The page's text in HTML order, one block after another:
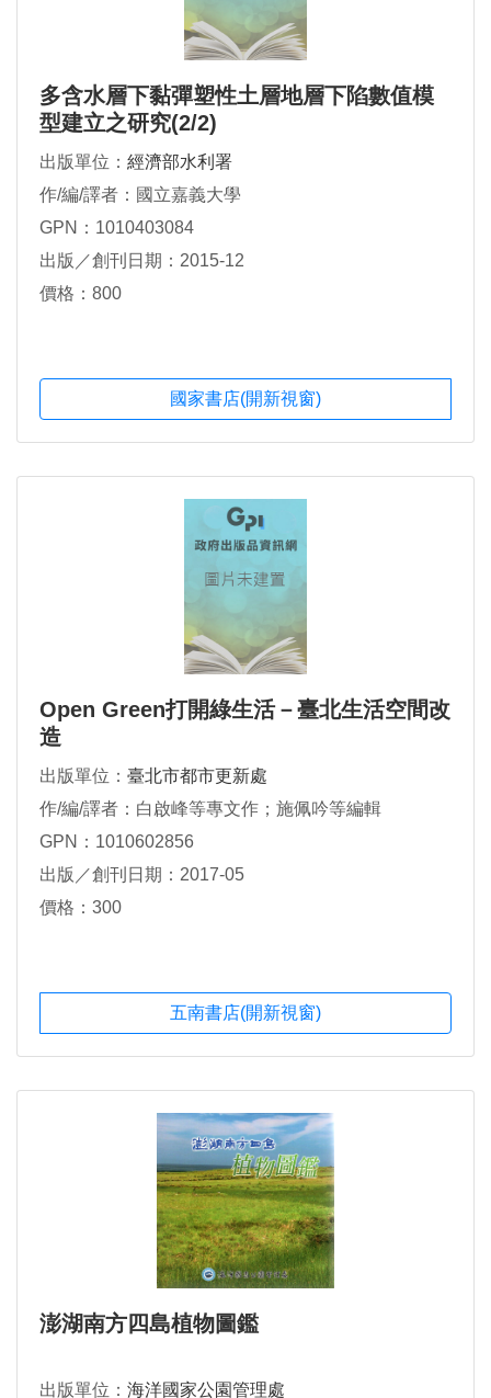
多含水層下黏彈塑性土層地層下陷數值模
型建立之研究(2/2)
出版單位： 經濟部水利署
作/編/譯者：國立嘉義大學
GPN：1010403084
出版／創刊日期：2015-12
價格：800
國家書店(開新視窗)
Open Green打開綠生活－臺北生活空間改
造
出版單位： 臺北市都市更新處
作/編/譯者：白啟峰等專文作；施佩吟等編輯
GPN：1010602856
出版／創刊日期：2017-05
價格：300
五南書店(開新視窗)
澎湖南方四島植物圖鑑
出版單位： 海洋國家公園管理處